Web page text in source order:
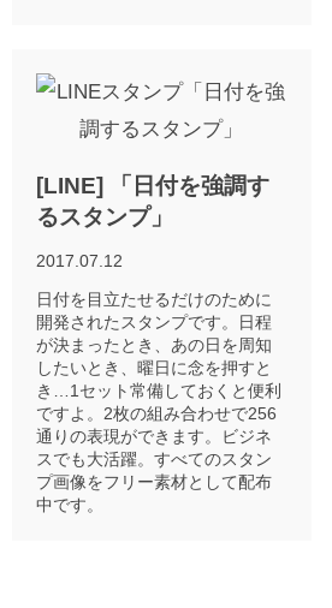
[LINE] 「日付を強調す
るスタンプ」
2017.07.12
日付を目立たせるだけのために
開発されたスタンプです。日程
が決まったとき、あの日を周知
したいとき、曜日に念を押すと
き…1セット常備しておくと便利
ですよ。2枚の組み合わせで256
通りの表現ができます。ビジネ
スでも大活躍。すべてのスタン
プ画像をフリー素材として配布
中です。